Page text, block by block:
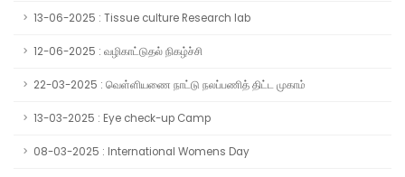
13-06-2025 : Tissue culture Research lab
12-06-2025 : வழிகாட்டுதல் நிகழ்ச்சி
22-03-2025 : வெள்ளியணை நாட்டு நலப்பணித் திட்ட முகாம்
13-03-2025 : Eye check-up Camp
08-03-2025 : International Womens Day